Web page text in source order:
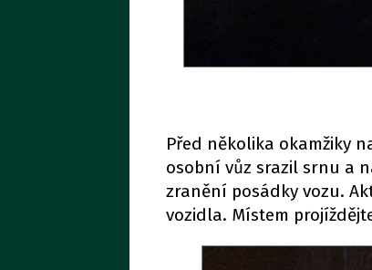
Před několika okamžiky
osobní vůz srazil srnu a
zranění posádky vozu.
vozidla. Místem